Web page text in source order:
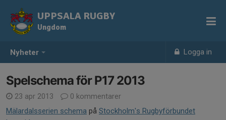
Nyheter Logga in
UPPSALA RUGBY
Ungdom
Spelschema för P17 2013
23 apr 2013
0 kommentarer
Mälardalsserien schema på Stockholm's Rugbyförbundet